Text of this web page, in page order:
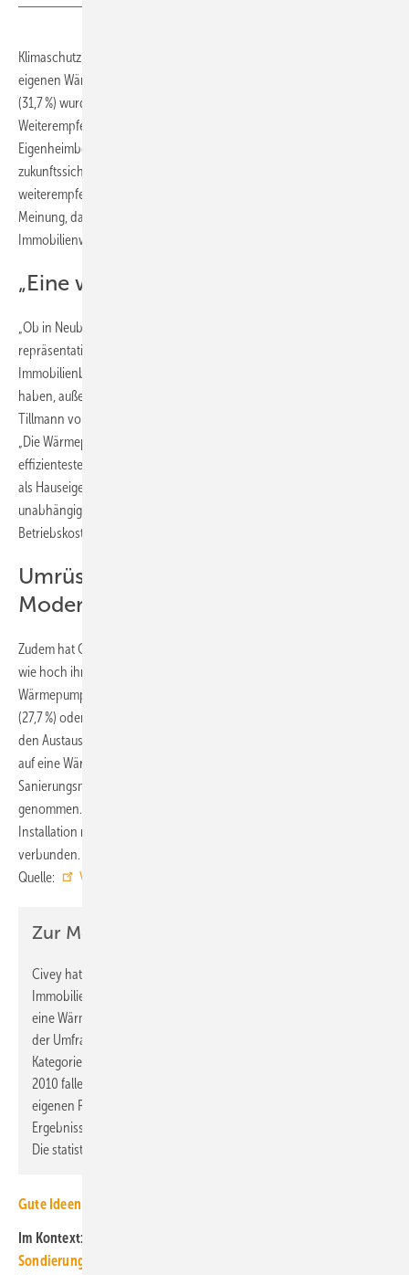
Klimaschutz ist ebenfalls relevant für die Weiterempfehlung der
eigenen Wärmepumpe. Von nahezu einem Drittel der Hausbesitzer
(31,7 %) wurde der niedrige CO
Weiterempfehlung der Wärmepumpe genannt. Ähnlich viele
Eigenheimbesitzer (31,6 %) bewerten die Wärmepumpe als
zukunftssichere Technologie und würden sie deshalb
weiterempfehlen. Knapp ein Viertel der Befragten (23,9 %) sind der
Meinung, dass die Installation einer Wärmepumpe den
Immobilienwert steigert und empfehlen diese deshalb weiter.
„Eine wirtschaftlich kluge Wahl“
„Ob in Neubauten oder in bestehenden Gebäuden – die
repräsentativen Befragungsergebnisse zeigen, dass
Immobilienbesitzer, die sich für eine Wärmepumpe entschieden
haben, außerordentlich zufrieden mit ihrer Investition sind“, sagt Dr.
Tillmann von Schroeter, Geschäftsführer von Vaillant Deutschland.
„Die Wärmepumpe ist für einen sehr großen Teil der Gebäude die
effizienteste Heiztechnologie und eine wirtschaftlich kluge Wahl. Wer
als Hauseigentümer in eine Wärmepumpe investiert, macht sich
unabhängiger von steigenden Preisen für fossile Brennstoffe, kann
Betriebskosten sparen und trägt darüber hinaus zum Klimaschutz bei.“
Umrüstung oft ohne
Modernisierungsaufwand
Zudem hat Civey bei Besitzern von Bestandsimmobilien abgefragt,
wie hoch ihr Sanierungsaufwand bei der Installation der
Wärmepumpe war. Rund 55 % der Befragten haben ihr Haus gar nicht
(27,7 %) oder nur geringfügig (27,2 %) modernisiert, zum Beispiel durch
den Austausch einzelner Heizkörper. Weitere 16 % haben den Umstieg
auf eine Wärmepumpe zum Anlass für einzelne
Sanierungsmaßnahmen, darunter der Tausch einzelner Fenster,
genommen. Knapp ein Viertel der Befragten (24,7 %) hat die
Installation mit einer umfassenden Sanierung des Gebäudes
verbunden. ■
Quelle:
Vaillant
Zur Methodik
Civey hat für Vaillant vom 6.12.2024 bis 13.1.2025 rund 1500
Immobilienbesitzer, die sich innerhalb der vergangenen 5 Jahre
eine Wärmepumpe gekauft haben, online befragt. Im Rahmen
der Umfrage werden Gebäude mit einem Baujahr vor 2010 der
Kategorie Bestand zugeordnet, Gebäude mit einem Baujahr ab
2010 fallen in die Kategorie Neubau. Alle Daten wurden im Civey-
eigenen Panel mit verifizierten Teilnehmern erhoben. Die
Ergebnisse sind repräsentativ für die jeweilige Grundgesamtheit.
Die statistische Fehlerquote liegt zwischen 4,9 und 5,8 %.
Gute Ideen für den Wärmepumpenhochlauf
Im Kontext:
Sondierung von CDU, CSU und SPD: Strompreise sollen sinken